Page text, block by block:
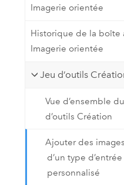
Créer des
Imagerie orientée
Historique de la boîte
Imagerie orientée
Jeu d’outils
Vue d’ensemble
d’outils Création
Ajouter des
d’un type d’entrée
personnalisé